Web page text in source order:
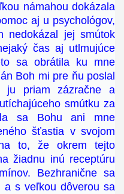
námahou dokázala
aj u psychológov,
nedokázal jej smútok
čas aj utlmujúce
sa obrátila ku mne
Boh mi pre ňu poslal
ju priam zázračne a
smútku za
sa Bohu ani mne
šťastia v svojom
to, že okrem tejto
žiadnu inú receptúru
Bezhranične sa
a s veľkou dôverou sa